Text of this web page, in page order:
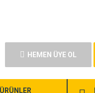
HEMEN ÜYE OL
ÜRÜNLER